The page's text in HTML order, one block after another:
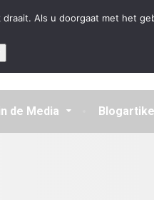
de Media
Als u doorgaat met het